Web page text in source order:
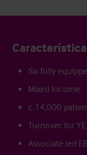
Six fully
Mixed Income
c.14,000
Turnover for
Associate led